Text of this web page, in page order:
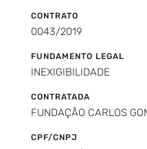
CONTRATO
0043/2019
FUNDAMENTO LEGAL
INEXIGIBILIDADE
CONTRATADA
FUNDAÇÃO CARLOS
CPF/CNPJ